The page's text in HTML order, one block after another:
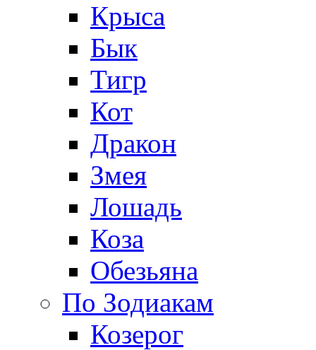
Крыса
Бык
Тигр
Кот
Дракон
Змея
Лошадь
Коза
Обезьяна
По Зодиакам
Козерог